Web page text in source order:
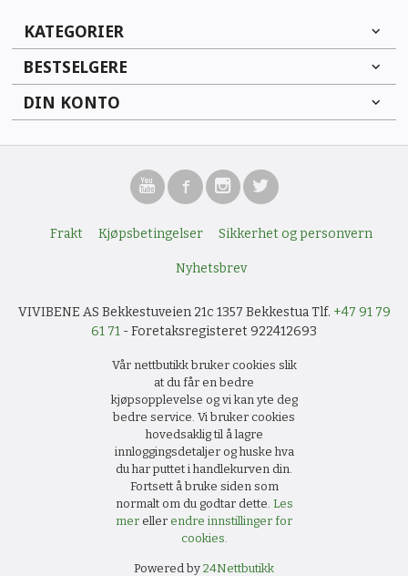
KATEGORIER
BESTSELGERE
DIN KONTO
Frakt Kjøpsbetingelser Sikkerhet og personvern
Nyhetsbrev
VIVIBENE AS Bekkestuveien 21c 1357 Bekkestua Tlf. +47 91 79
61 71 - Foretaksregisteret 922412693
Vår nettbutikk bruker cookies slik
at du får en bedre
kjøpsopplevelse og vi kan yte deg
bedre service. Vi bruker cookies
hovedsaklig til å lagre
innloggingsdetaljer og huske hva
du har puttet i handlekurven din.
Fortsett å bruke siden som
normalt om du godtar dette. Les
mer eller endre innstillinger for
cookies.
Powered by 24Nettbutikk